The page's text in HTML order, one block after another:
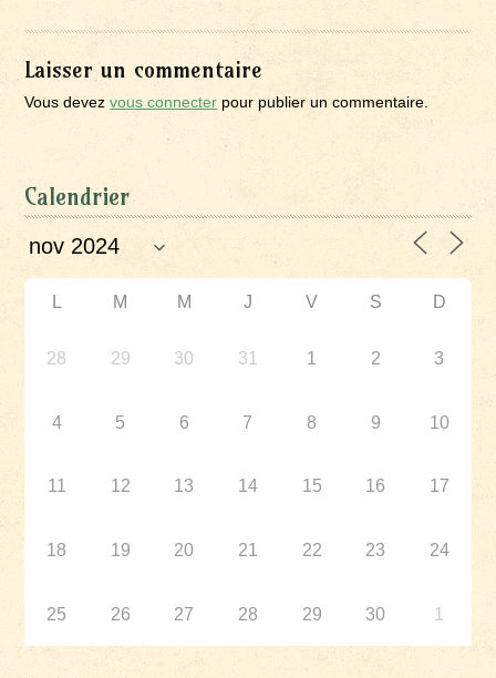
Laisser un commentaire
Vous devezvous connecter pour publier un commentaire.
Calendrier
L M M J V S D
28 29 30 31 1 2 3
4 5 6 7 8 9 10
11 12 13 14 15 16 17
18 19 20 21 22 23 24
25 26 27 28 29 30 1